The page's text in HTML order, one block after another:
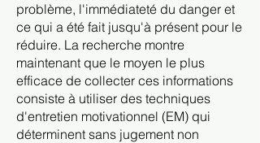
problème, l'immédiateté du danger et
ce qui a été fait jusqu'à présent pour le
réduire. La recherche montre
maintenant que le moyen le plus
efficace de collecter ces informations
consiste à utiliser des techniques
d'entretien motivationnel (EM) qui
déterminent sans jugement non